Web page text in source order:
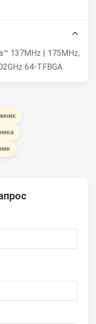
137MHz | 175MHz,
64-TFBGA